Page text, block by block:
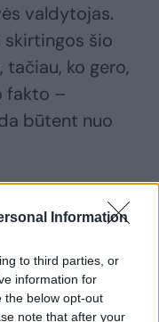
Information
to third parties, or
information for
the below opt-out
note that after your
valdytojas.
skirtingos šio
ko gero,
fakto –
būtent nuo